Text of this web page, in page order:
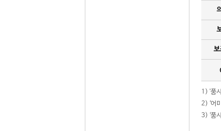
보
1) '품
2) ‘어
3) ‘품